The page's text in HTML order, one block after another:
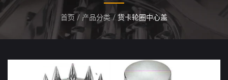
长达50年的塑胶电镀经验与技术。
首页 / 产品分类 / 货卡轮圈中心盖